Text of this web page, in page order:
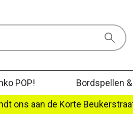
POP! Bordspellen
ons aan de Korte